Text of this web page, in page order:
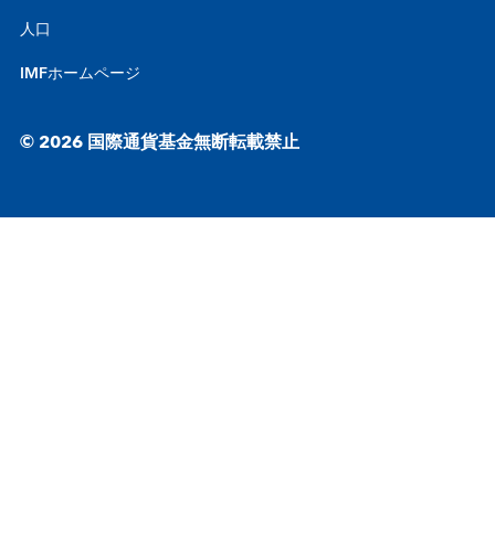
人口
IMFホームページ
© 2026 国際通貨基金無断転載禁止